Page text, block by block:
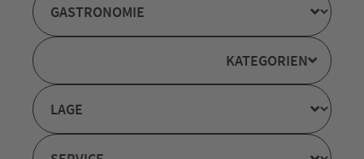
KATEGORIEN